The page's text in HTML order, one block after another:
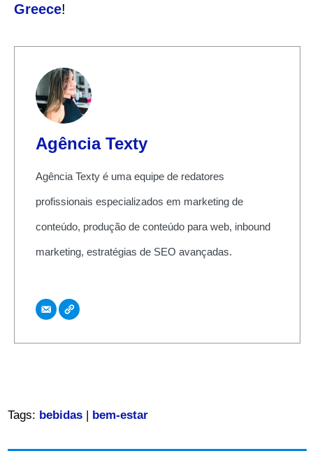
Greece!
Agência Texty
Agência Texty é uma equipe de redatores
profissionais especializados em marketing de
conteúdo, produção de conteúdo para web, inbound
marketing, estratégias de SEO avançadas.
Tags: bebidas| bem-estar